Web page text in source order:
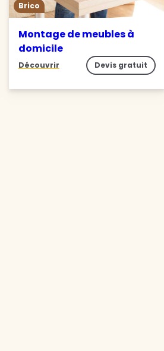
Brico
Montage de meubles à
domicile
Découvrir Devis gratuit